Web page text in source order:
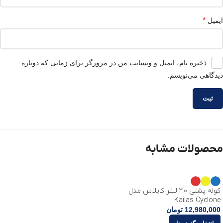
ایمیل *
ذخیره نام، ایمیل و وبسایت من در مرورگر برای زمانی که دوباره
دیدگاهی می‌نویسم.
محصولات مشابه
کوله پشتی 40 لیتر کایلاس مدل
Kailas Cyclone
12,980,000 تومان